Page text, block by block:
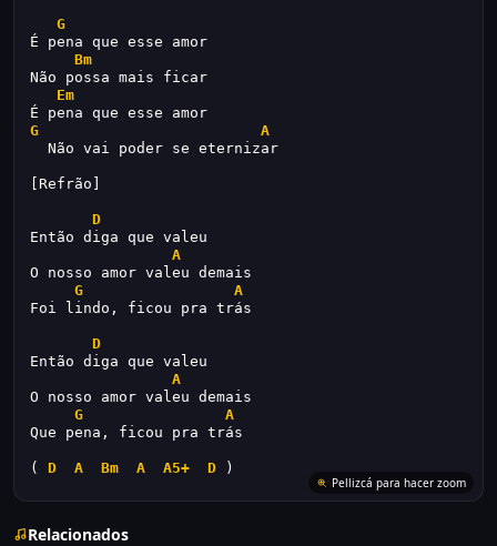
G
É pena que esse amor
Bm
Não possa mais ficar
Em
É pena que esse amor
G
A
Não vai poder se eternizar
[Refrão]
D
Então diga que valeu
A
O nosso amor valeu demais
G
A
Foi lindo, ficou pra trás
D
Então diga que valeu
A
O nosso amor valeu demais
G
A
Que pena, ficou pra trás
( D A Bm A A5+ D )
Relacionados